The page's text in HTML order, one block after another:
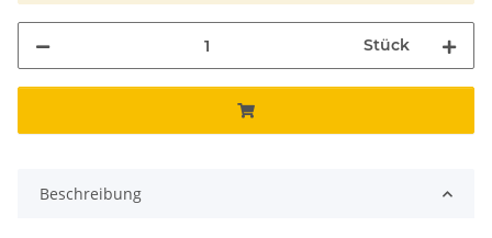
Stück
Beschreibung